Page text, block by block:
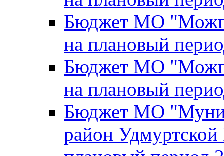
Бюджет МО
на плановый
Бюджет МО
на плановый
Бюджет МО
район